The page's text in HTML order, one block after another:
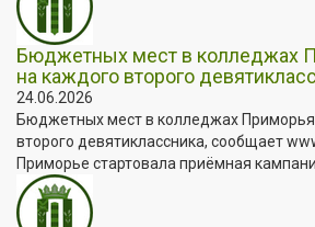
Бюджетных мест в колледжах
на каждого второго
24.06.2026
Бюджетных мест в колледжах Приморья
второго девятиклассника, сообщает
Приморье стартовала приёмная